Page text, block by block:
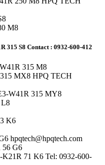
M8
S8 Contact : 0932-600-412
315 M8
MX8 HPQ TECH
W41R 315 MY8
K6
hpqtech@hpqtech.com
G6
71 K6 Tel: 0932-600-